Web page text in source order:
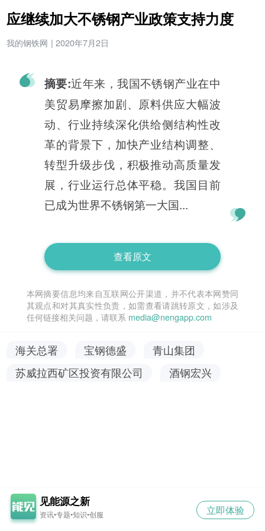
应继续加大不锈钢产业政策支持力度
我的钢铁网 | 2020年7月2日
摘要:近年来，我国不锈钢产业在中
美贸易摩擦加剧、原料供应大幅波
动、行业持续深化供给侧结构性改
革的背景下，加快产业结构调整、
转型升级步伐，积极推动高质量发
展，行业运行总体平稳。我国目前
已成为世界不锈钢第一大国...
查看原文
本网摘要信息均来自互联网公开渠道，并不代表本网赞同
其观点和对其真实性负责，如需查看请跳转原文，如涉及
任何链接相关问题，请联系 media@nengapp.com
海关总署 宝钢德盛
青山集团
苏威拉西矿区投资有限公司
酒钢宏兴
见能源之新
资讯•专题•知识•创服 立即体验